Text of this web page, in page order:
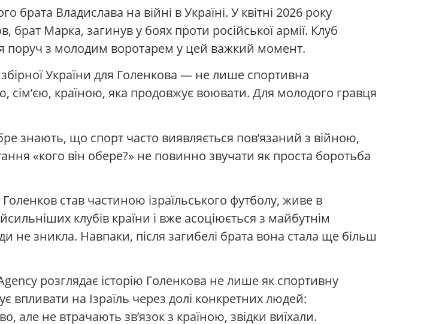
брата Владислава на війні в Україні. У квітні 2026 року
Марка, загинув у боях проти російської армії. Клуб
поруч з молодим воротарем у цей важкий момент.
збірної України для Голенкова — не лише спортивна
сім’єю, країною, яка продовжує воювати. Для молодого гравця
знають, що спорт часто виявляється пов’язаний з війною,
«кого він обере?» не повинно звучати як проста боротьба
став частиною ізраїльського футболу, живе в
клубів країни і вже асоціюється з майбутнім
не зникла. Навпаки, після загибелі брата вона стала ще більш
розглядає історію Голенкова не лише як спортивну
впливати на Ізраїль через долі конкретних людей:
але не втрачають зв’язок з країною, звідки виїхали.